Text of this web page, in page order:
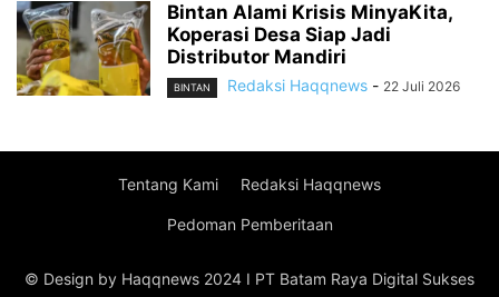
Bintan Alami Krisis MinyaKita,
Koperasi Desa Siap Jadi
Distributor Mandiri
BINTAN Redaksi Haqqnews - 22 Juli 2026
Tentang Kami Redaksi Haqqnews
Pedoman Pemberitaan
© Design by Haqqnews 2024 I PT Batam Raya Digital Sukses